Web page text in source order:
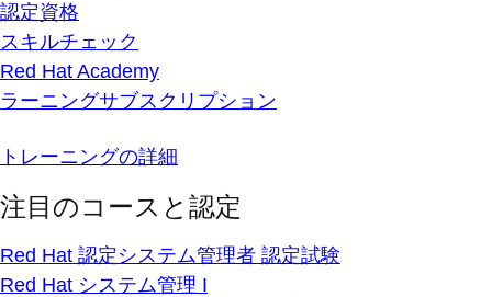
認定資格
スキルチェック
Red Hat Academy
ラーニングサブスクリプション
トレーニングの詳細
注目のコースと認定
Red Hat 認定システム管理者 認定試験
Red Hat システム管理 I